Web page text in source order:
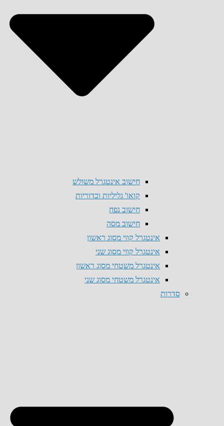
חישוב אינטגרל משולש
קואו' גליליות וכדוריות
חישוב נפח
חישוב מסה
אינטגרל קווי מסוג ראשון
אינטגרל קווי מסוג שני
אינטגרל משטחי מסוג ראשון
אינטגרל משטחי מסוג שני
סדרות